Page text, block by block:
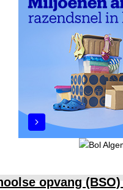
Wijkclub geheel gratis[…]
Noord
Redactie AmsterdamNoord com
thema’s die met de jeugd
Amsterdam-Noord kunt
die wij
opvang